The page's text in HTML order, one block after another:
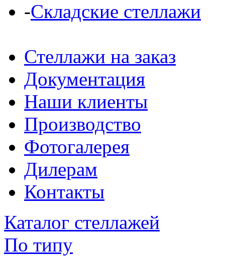
-Складские стеллажи
Стеллажи на заказ
Документация
Наши клиенты
Производство
Фотогалерея
Дилерам
Контакты
Каталог стеллажей
По типу